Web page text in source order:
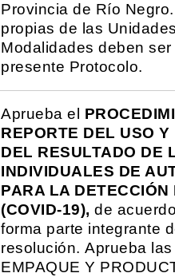
Provincia de Río
propias de las
Modalidades deben
presente Protocolo.
Aprueba el
REPORTE DEL USO
DEL RESULTADO DE
INDIVIDUALES DE
PARA LA
(COVID-19), de
forma parte integrante
resolución. Aprueba
EMPAQUE Y